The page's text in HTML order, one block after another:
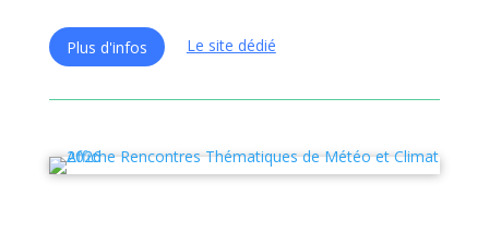
Plus d'infos Le site dédié